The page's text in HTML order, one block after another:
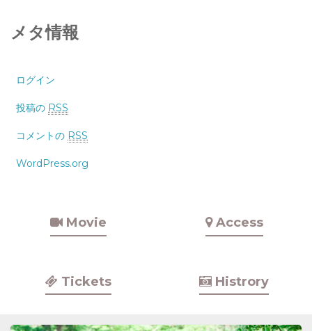
メタ情報
ログイン
投稿の RSS
コメントの RSS
WordPress.org
Movie Access
Tickets Histrory